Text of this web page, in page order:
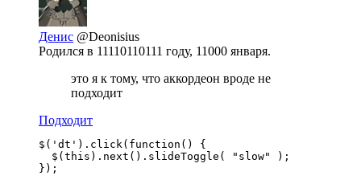
Денис @Deonisius
Родился в 11110110111 году, 11000 января.
это я к тому, что аккордеон вроде не
подходит
Подходит
$('dt').click(function() {
  $(this).next().slideToggle( "slow" );
});